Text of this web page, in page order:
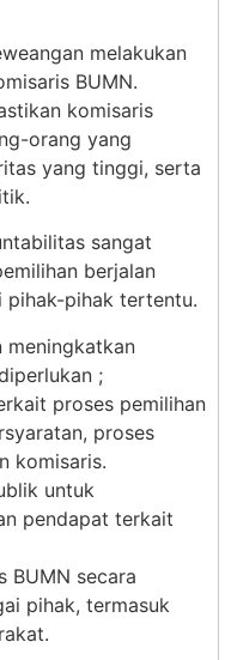
melakukan
BUMN.
komisaris
orang yang
yang tinggi, serta
sangat
berjalan
pihak tertentu.
meningkatkan
;
proses pemilihan
proses
komisaris.
untuk
pendapat terkait
BUMN secara
pihak, termasuk